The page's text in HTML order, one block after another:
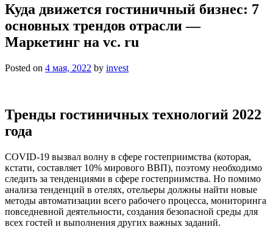
Куда движется гостиничный бизнес: 7
основных трендов отрасли —
Маркетинг на vc. ru
Posted on 4 мая, 2022 by invest
Тренды гостиничных технологий 2022
года
COVID-19 вызвал волну в сфере гостеприимства (которая,
кстати, составляет 10% мирового ВВП), поэтому необходимо
следить за тенденциями в сфере гостеприимства. Но помимо
анализа тенденций в отелях, отельеры должны найти новые
методы автоматизации всего рабочего процесса, мониторинга
повседневной деятельности, создания безопасной среды для
всех гостей и выполнения других важных заданий.